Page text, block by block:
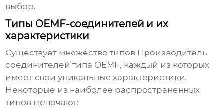
выбор.
Типы OEMF-соединителей и их
характеристики
Существует множество типов Производитель
соединителей типа OEMF, каждый из которых
имеет свои уникальные характеристики.
Некоторые из наиболее распространенных
типов включают: